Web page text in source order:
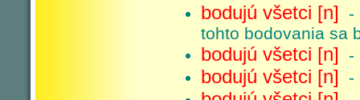
bodujú všetci [n] -
tohto bodovania sa
bodujú všetci [n] -
bodujú všetci [n] -